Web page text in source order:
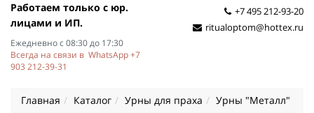
Работаем только с юр.
лицами и ИП.
Ежедневно с 08:30 до 17:30
Всегда на связи в WhatsApp +7
903 212-39-31
+7 495 212-93-20
ritualoptom@hottex.ru
Главная Каталог Урны для праха Урны "Металл"